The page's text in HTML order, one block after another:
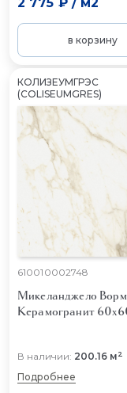
в корзину
КОЛИЗЕУМГРЭС
(COLISEUMGRES)
610010002748
Микеланджело Ворм
Керамогранит
В наличии: 200.16 м2
Подробнее